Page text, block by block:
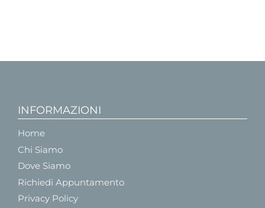
INFORMAZIONI
Home
Chi Siamo
Dove Siamo
Richiedi Appuntamento
Privacy Policy